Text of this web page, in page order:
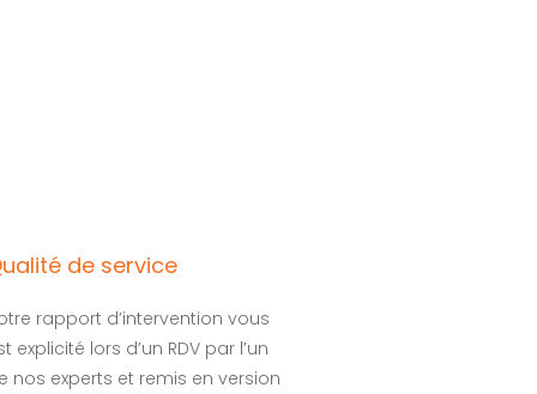
de service
rapport d’intervention vous
explicité lors d’un RDV par l’un
nos experts et remis en version